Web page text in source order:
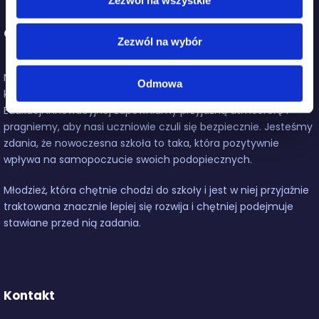
Zezwól na wybór
Odmowa
O Szkołach Edukacji Innowacyjnej
Nowoczesna szkoła to przede wszystkim szkoła przyjazna,
która dba o swoich podopiecznych i ich rodziców. W Szkołach
Edukacji Innowacyjnej zapewniamy przyjazną atmosferę i
pragniemy, aby nasi uczniowie czuli się bezpiecznie. Jesteśmy
zdania, że nowoczesna szkoła to taka, która pozytywnie
wpływa na samopoczucie swoich podopiecznych.
Młodzież, która chętnie chodzi do szkoły i jest w niej przyjaźnie
traktowana znacznie lepiej się rozwija i chętniej podejmuje
stawiane przed nią zadania.
Kontakt